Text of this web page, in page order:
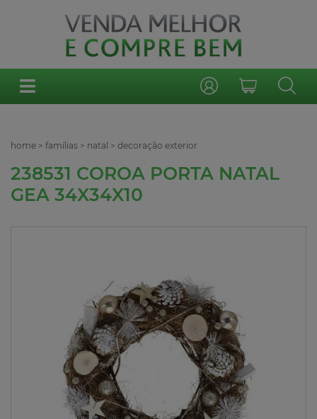
home > famílias > natal > decoração exterior
238531 COROA PORTA NATAL
GEA 34X34X10